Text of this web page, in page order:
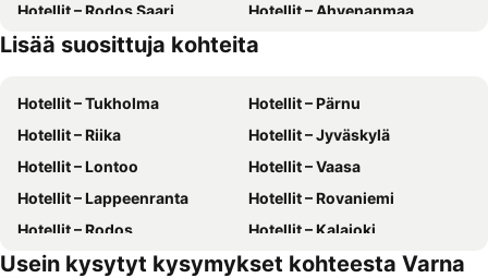
Hotellit – Rodos Saari
Hotellit – Ahvenanmaa
Hotellit – Suomi
Hotellit – Gran Canaria
Lisää suosittuja kohteita
Hotellit – Tukholma
Hotellit – Pärnu
Hotellit – Riika
Hotellit – Jyväskylä
Hotellit – Lontoo
Hotellit – Vaasa
Hotellit – Lappeenranta
Hotellit – Rovaniemi
Hotellit – Rodos
Hotellit – Kalajoki
Hotellit – Alanya
Hotellit – Joensuu
Usein kysytyt kysymykset kohteesta Varna